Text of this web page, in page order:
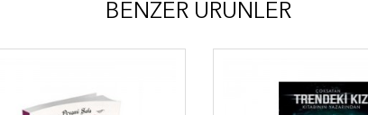
BENZER ÜRÜNLER